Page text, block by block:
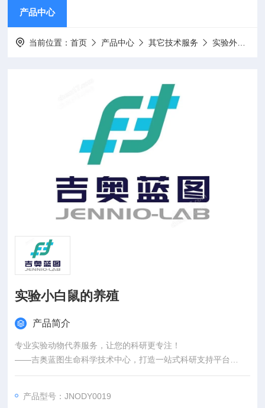
产品中心
当前位置：首页 产品中心 其它技术服务 实验外包
实验小白鼠的养殖
产品简介
专业实验动物代养服务，让您的科研更专注！
——吉奥蓝图生命科学技术中心，打造一站式科研支持平台
为什么选择实验动物代养？
是否担心实验动物的标准化饲养影响数据准确性？
产品型号：JNODY0019